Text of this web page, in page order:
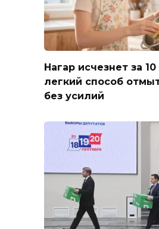
Нагар исчезнет за
легкий способ
без усилий